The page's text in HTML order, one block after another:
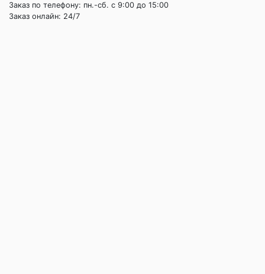
Заказ по телефону: пн.-сб. c 9:00 до 15:00
Заказ онлайн: 24/7